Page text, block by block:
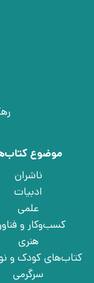
موضوع
ناشران
ادبیات
علمی
کسب‌وکار و
هنری
کتاب‌های کودک و
سرگرمی